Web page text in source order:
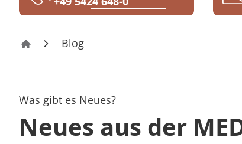
Rheumatologie
Parkklinik Bad Rothenfelde
Blog
Was gibt es Neues?
Neues aus der